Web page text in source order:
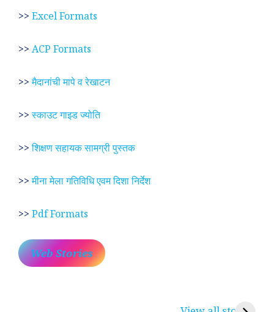
>> Excel Formats
>> ACP Formats
>>मैदानांची मापे व रेखाटन
>>स्काउट गाइड ज्योति
>>शिक्षण सहायक सामग्री पुस्तक
>>मीना मेला गतिविधि एवम दिशा निर्देश
>> Pdf Formats
Web Stories
रामसा पीर, रुणेचा रा